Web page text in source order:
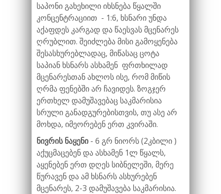
საპონი გახეხილი იხსნება წყალში
კონცენტრაციით - 1:6, ხსნარი უნდა
აქაფდეს კარგად და წაესვას მცენარეს
ღრუბლით. შეიძლება მისი გამოყენება
შესასხურებლადაც, მიწასაც ცოტა
საპიან ხსნარს ასხამენ ფრთხილად
მცენარესთან ახლოს ისე, რომ მიწის
ღრმა ფენებში არ ჩავიდეს. ზოგჯერ
ერთხელ დამუშავებაც საკმარისია
სრული განადგურებისთვის, თუ ასე არ
მოხდა, იმეორებენ ერთ კვირაში.
ნივრის ნაყენი - 6 გრ ნიორს (2კბილი )
აქუცმაცებენ და ასხამენ 1ლ წყალს,
აყენებენ ერთ დღეს სიბნელეში, მერე
წურავენ და ამ ხსნარს ასხურებენ
მცენარეს, 2-3 დამუშავება საკმარისია.